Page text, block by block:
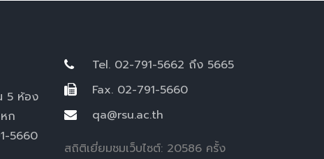
5 ห้อง
ก
5660
Tel. 02-791-5662 ถึง 5665
Fax. 02-791-5660
qa@rsu.ac.th
สถิติเยี่ยมชมเว็บไซต์: 20586 ครั้ง